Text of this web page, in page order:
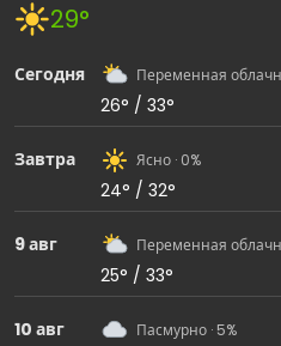
29°
Сегодня Переменная
26° / 33°
Завтра Ясно · 0%
24° / 32°
9 авг Переменная
25° / 33°
10 авг Пасмурно · 5%